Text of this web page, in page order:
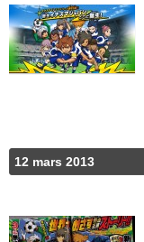
12 mars 2013